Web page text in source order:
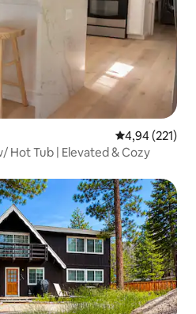
Gemiddelde
4,94 (221)
Hot Tub | Elevated & Cozy